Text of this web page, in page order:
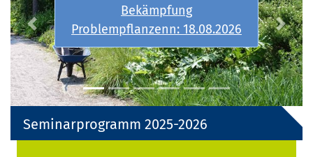
Spiel I-Grundkurs:
31.08.-01.09.2026
Previous Next
Seminarprogramm 2025-2026